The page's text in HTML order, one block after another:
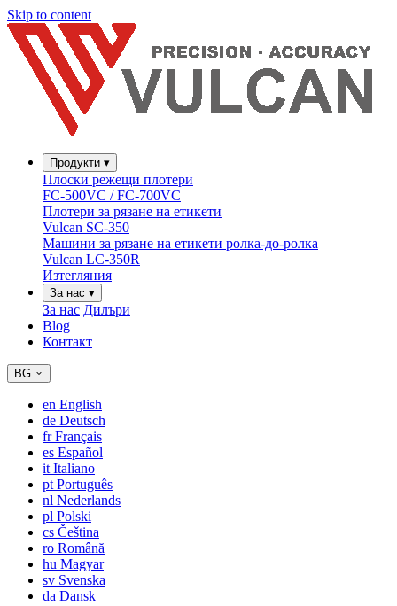
Skip to content
Продукти ▾
Плоски режещи плотери
FC-500VC / FC-700VC
Плотери за рязане на етикети
Vulcan SC-350
Машини за рязане на етикети ролка-до-ролка
Vulcan LC-350R
Изтегляния
За нас ▾
За нас Дилъри
Blog
Контакт
BG
en English
de Deutsch
frFrançais
es Español
it Italiano
pt Português
nl Nederlands
pl Polski
cs Čeština
ro Română
hu Magyar
sv Svenska
da Dansk